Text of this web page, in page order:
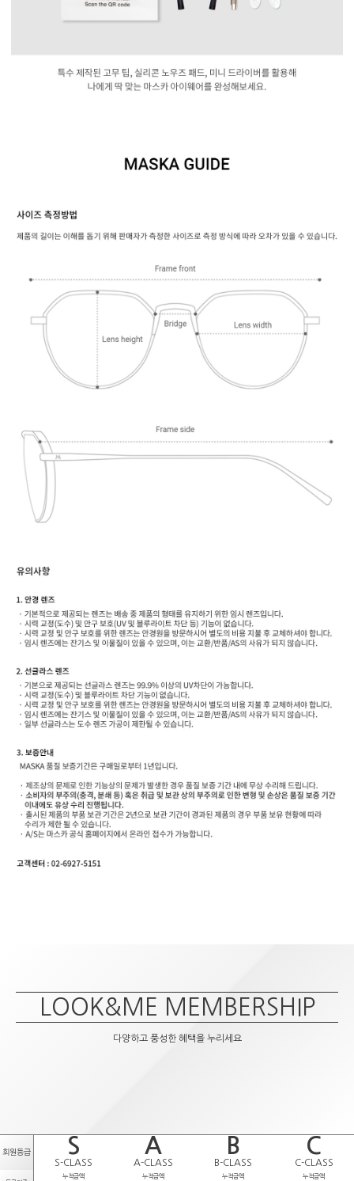
LOOK&ME MEMBERSHIP
다양하고 풍성한 혜택을 누리세요
회원등급 S A B C
S-CLASS A-CLASS B-CLASS C-CLASS
누적금액 누적금액 누적금액 누적금액